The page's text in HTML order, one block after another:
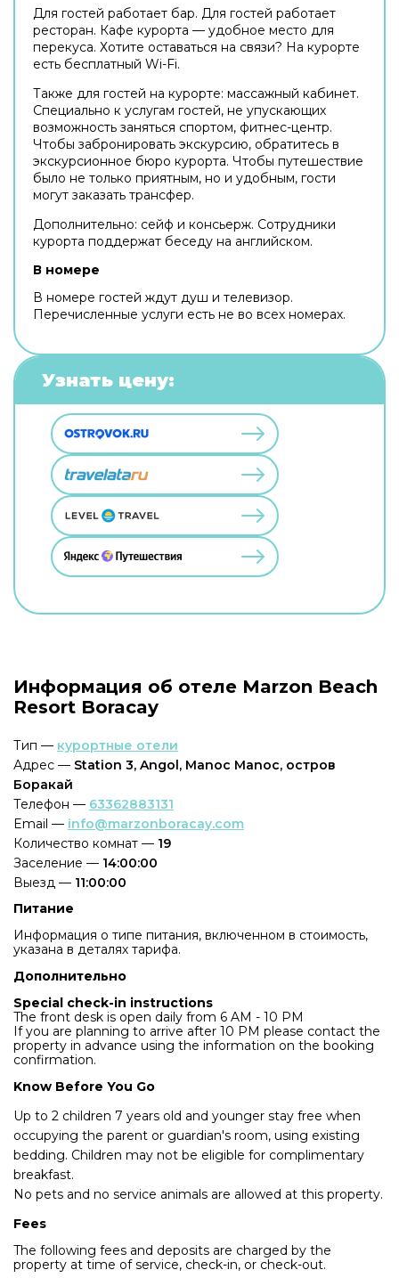
Для гостей работает бар. Для гостей работает
ресторан. Кафе курорта — удобное место для
перекуса. Хотите оставаться на связи? На курорте
есть бесплатный Wi-Fi.
Также для гостей на курорте: массажный кабинет.
Специально к услугам гостей, не упускающих
возможность заняться спортом, фитнес-центр.
Чтобы забронировать экскурсию, обратитесь в
экскурсионное бюро курорта. Чтобы путешествие
было не только приятным, но и удобным, гости
могут заказать трансфер.
Дополнительно: сейф и консьерж. Сотрудники
курорта поддержат беседу на английском.
В номере
В номере гостей ждут душ и телевизор.
Перечисленные услуги есть не во всех номерах.
Узнать цену:
Информация об отеле Marzon Beach
Resort Boracay
Тип — курортные отели
Адрес — Station 3, Angol, Manoc Manoc, остров
Боракай
Телефон — 63362883131
Email — info@marzonboracay.com
Количество комнат — 19
Заселение — 14:00:00
Выезд — 11:00:00
Питание
Информация о типе питания, включенном в стоимость,
указана в деталях тарифа.
Дополнительно
Special check-in instructions
The front desk is open daily from 6 AM - 10 PM
If you are planning to arrive after 10 PM please contact the
property in advance using the information on the booking
confirmation.
Know Before You Go
Up to 2 children 7 years old and younger stay free when
occupying the parent or guardian's room, using existing
bedding. Children may not be eligible for complimentary
breakfast.
No pets and no service animals are allowed at this property.
Fees
The following fees and deposits are charged by the
property at time of service, check-in, or check-out.